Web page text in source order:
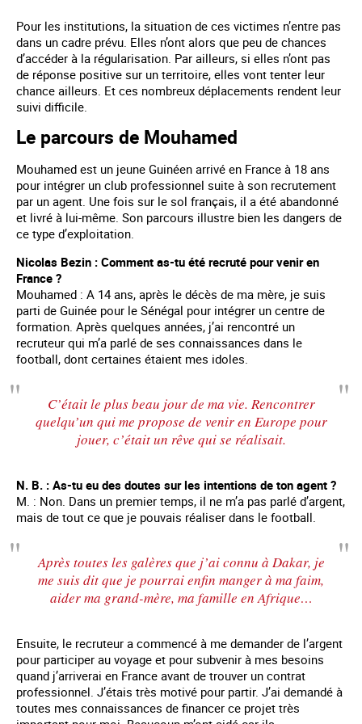
Pour les institutions, la situation de ces victimes n’entre pas
dans un cadre prévu. Elles n’ont alors que peu de chances
d’accéder à la régularisation. Par ailleurs, si elles n’ont pas
de réponse positive sur un territoire, elles vont tenter leur
chance ailleurs. Et ces nombreux déplacements rendent leur
suivi difficile.
Le parcours de Mouhamed
Mouhamed est un jeune Guinéen arrivé en France à 18 ans
pour intégrer un club professionnel suite à son recrutement
par un agent. Une fois sur le sol français, il a été abandonné
et livré à lui-même. Son parcours illustre bien les dangers de
ce type d’exploitation.
Nicolas Bezin : Comment as-tu été recruté pour venir en
France ?
Mouhamed : A 14 ans, après le décès de ma mère, je suis
parti de Guinée pour le Sénégal pour intégrer un centre de
formation. Après quelques années, j’ai rencontré un
recruteur qui m’a parlé de ses connaissances dans le
football, dont certaines étaient mes idoles.
C’était le plus beau jour de ma vie. Rencontrer
quelqu’un qui me propose de venir en Europe pour
jouer, c’était un rêve qui se réalisait.
N. B. : As-tu eu des doutes sur les intentions de ton agent ?
M. : Non. Dans un premier temps, il ne m’a pas parlé d’argent,
mais de tout ce que je pouvais réaliser dans le football.
Après toutes les galères que j’ai connu à Dakar, je
me suis dit que je pourrai enfin manger à ma faim,
aider ma grand-mère, ma famille en Afrique…
Ensuite, le recruteur a commencé à me demander de l’argent
pour participer au voyage et pour subvenir à mes besoins
quand j’arriverai en France avant de trouver un contrat
professionnel. J’étais très motivé pour partir. J’ai demandé à
toutes mes connaissances de financer ce projet très